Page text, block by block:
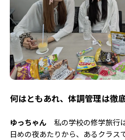
何はともあれ、体調管理は徹
ゆっちゃん 私の学校の修学旅行
日めの夜あたりから、あるクラス